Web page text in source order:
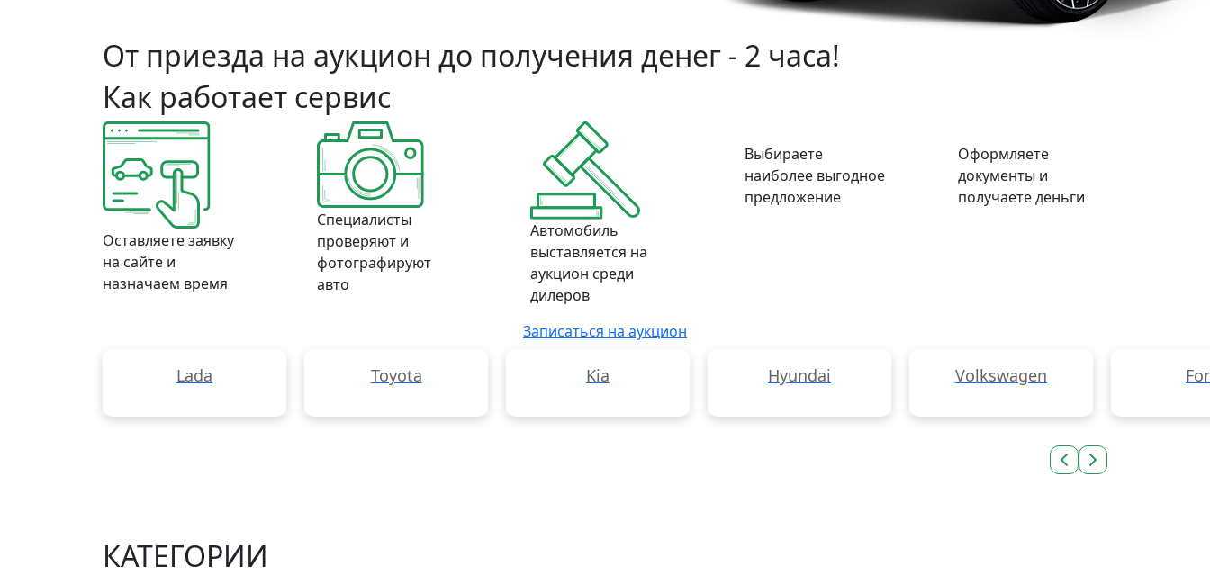
От приезда на аукцион до получения денег - 2 часа!
Как работает сервис
Оставляете заявку
на сайте и
назначаем время
Специалисты
проверяют и
фотографируют
авто
Автомобиль
выставляется на
аукцион среди
дилеров
Выбираете
наиболее выгодное
предложение
Оформляете
документы и
получаете деньги
Записаться на аукцион
Lada Toyota Kia Hyundai Volkswagen
КАТЕГОРИИ